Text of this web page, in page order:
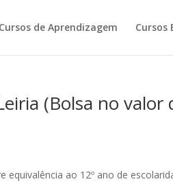
Cursos de Aprendizagem Cursos
(Bolsa no valor
ao 12º ano de